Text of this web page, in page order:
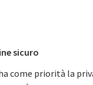
sicuro
come priorità la